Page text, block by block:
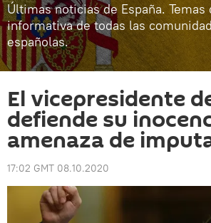
Últimas noticias de España. Temas
informativa de todas las
españolas.
El vicepresidente
defiende su
amenaza de
17:02 GMT 08.10.2020